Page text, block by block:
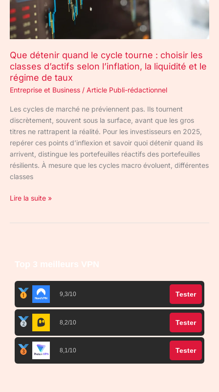
Que détenir quand le cycle tourne : choisir les
classes d’actifs selon l’inflation, la liquidité et le
régime de taux
Entreprise et Business / Article Publi-rédactionnel
Les cycles de marché ne préviennent pas. Ils tournent
discrètement, souvent sous la surface, avant que les gros
titres ne rattrapent la réalité. Pour les investisseurs en 2025,
repérer ces points d’inflexion et savoir quoi détenir quand ils
arrivent, distingue les portefeuilles réactifs des portefeuilles
résilients. À mesure que les cycles macro évoluent, différentes
classes
choisir
les
classes
selon
l’inflation,
la
liquidité
le
régime
de
taux
Lire la suite »
Top 3 meilleurs VPN
9,3/10 Tester
8,2/10 Tester
8,1/10 Tester